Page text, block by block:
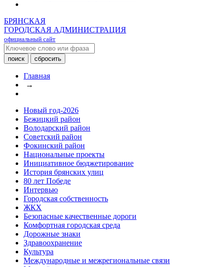
БРЯНСКАЯ
ГОРОДСКАЯ АДМИНИСТРАЦИЯ
официальный сайт
Главная
→
Новый год-2026
Бежицкий район
Володарский район
Советский район
Фокинский район
Национальные проекты
Инициативное бюджетирование
История брянских улиц
80 лет Победе
Интервью
Городская собственность
ЖКХ
Безопасные качественные дороги
Комфортная городская среда
Дорожные знаки
Здравоохранение
Культура
Международные и межрегиональные связи